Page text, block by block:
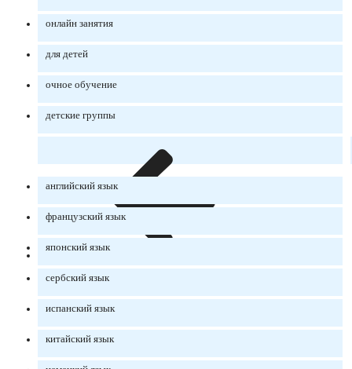
онлайн занятия
для детей
очное обучение
детские группы
английский язык
французский язык
японский язык
сербский язык
испанский язык
китайский язык